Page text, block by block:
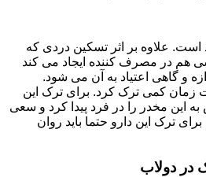
علاوه بر اثر تسکین دردی که
هم در مصرف کننده ایجاد می کند
و گاهی اعتیاد به آن می شود.
زمان کمی ترک کرد. برای ترک این
به این مخدر را در فرد پیدا کرد و سعی
ترک این دارو حتما باید روان
در دولاب